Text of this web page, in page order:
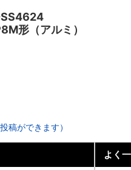
形（アルミ）
稿ができます）
よく